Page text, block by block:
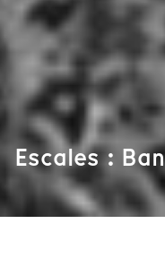
Escales :